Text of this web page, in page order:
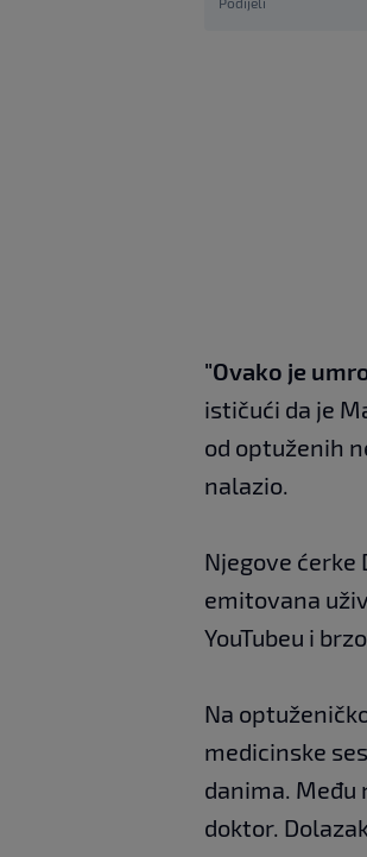
"Ovako je
ističući da je
od optuženih
nalazio.
Njegove ćerke
emitovana
YouTubeu i
Na
medicinske
danima. Među
doktor.